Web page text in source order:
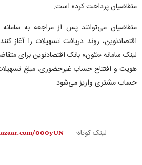
متقاضیان پرداخت کرده است.
متقاضیان می‌توانند پس از مراجعه به
اقتصادنوین، روند دریافت تسهیلات را آغاز
لینک سامانه «نئون» بانک اقتصادنوین برای
هویت و افتتاح حساب غیرحضوری، مبلغ
حساب مشتری واریز می‌شود.
لینک کوتاه: